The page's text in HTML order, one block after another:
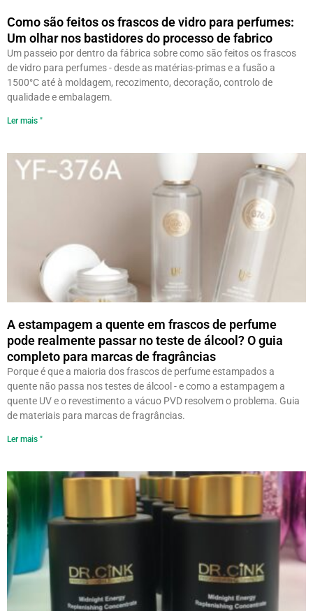
Como são feitos os frascos de vidro para perfumes:
Um olhar nos bastidores do processo de fabrico
Um passeio por dentro da fábrica sobre como são feitos os frascos
de vidro para perfumes - desde as matérias-primas e a fusão a
1500°C até à moldagem, recozimento, decoração, controlo de
qualidade e embalagem.
Ler mais "
A estampagem a quente em frascos de perfume
pode realmente passar no teste de álcool? O guia
completo para marcas de fragrâncias
Porque é que a maioria dos frascos de perfume estampados a
quente não passa nos testes de álcool - e como a estampagem a
quente UV e o revestimento a vácuo PVD resolvem o problema. Guia
de materiais para marcas de fragrâncias.
Ler mais "